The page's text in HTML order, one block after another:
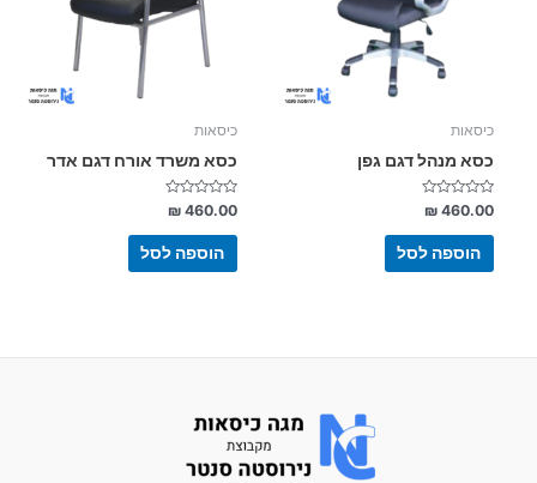
כיסאות
כסא מנהל דגם גפן
דורג
0
מתוך
₪460.00
הוספה לסל
כיסאות
כסא משרד אורח דגם אדר
דורג
0
מתוך
₪460.00
הוספה לסל